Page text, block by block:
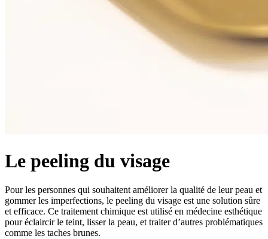
Le peeling du visage
Pour les personnes qui souhaitent améliorer la qualité de leur peau et
gommer les imperfections, le peeling du visage est une solution sûre
et efficace. Ce traitement chimique est utilisé en médecine esthétique
pour éclaircir le teint, lisser la peau, et traiter d’autres problématiques
comme les taches brunes.